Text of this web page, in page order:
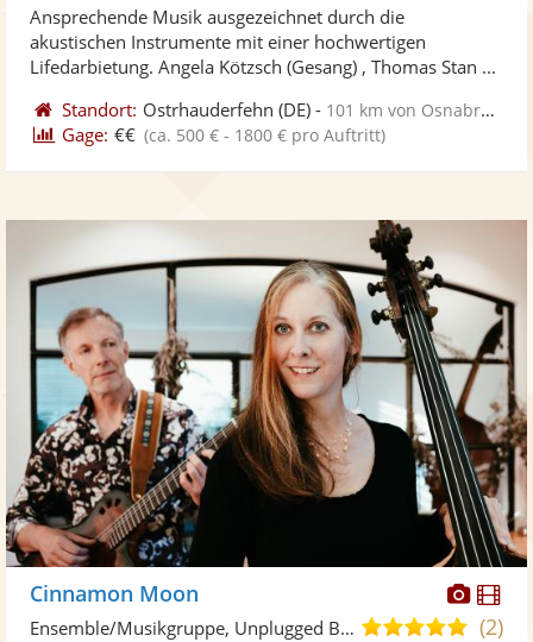
Sternen
Ansprechende Musik ausgezeichnet durch die
akustischen Instrumente mit einer hochwertigen
Lifedarbietung. Angela Kötzsch (Gesang) , Thomas Stan ...
Standort: Ostrhauderfehn (DE) - 101 km von Osnabrück
Gage: €€ (ca. 500 € - 1800 € pro Auftritt)
Cinnamon Moon
5,0(2)
Ensemble/Musikgruppe, Unplugged Band/Akustik Band